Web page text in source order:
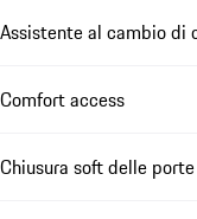
Assistente al cambio di
Comfort access
Chiusura soft delle porte